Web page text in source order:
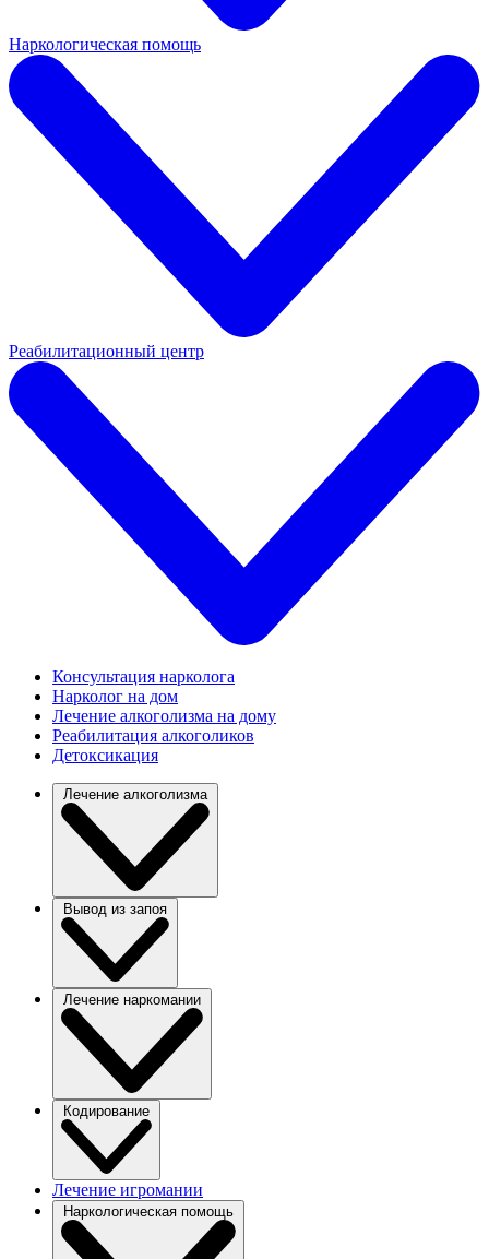
Наркологическая помощь
Реабилитационный центр
Консультация нарколога
Нарколог на дом
Лечение алкоголизма на дому
Реабилитация алкоголиков
Детоксикация
Лечение алкоголизма
Вывод из запоя
Лечение наркомании
Кодирование
Лечение игромании
Наркологическая помощь